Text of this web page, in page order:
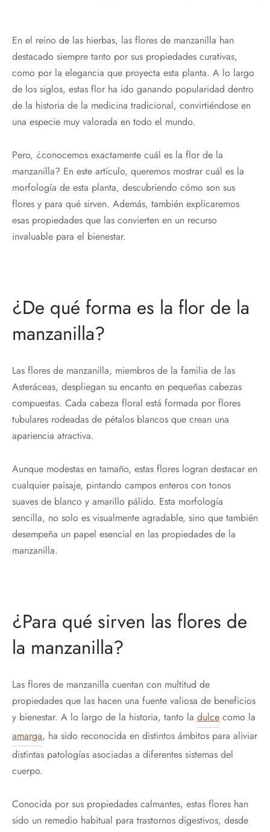
En el reino de las hierbas, las flores de manzanilla han
destacado siempre tanto por sus propiedades curativas,
como por la elegancia que proyecta esta planta. A lo largo
de los siglos, estas flor ha ido ganando popularidad dentro
de la historia de la medicina tradicional, convirtiéndose en
una especie muy valorada en todo el mundo.
Pero, ¿conocemos exactamente cuál es la flor de la
manzanilla? En este artículo, queremos mostrar cuál es la
morfología de esta planta, descubriendo cómo son sus
flores y para qué sirven. Además, también explicaremos
esas propiedades que las convierten en un recurso
invaluable para el bienestar.
¿De qué forma es la flor de la
manzanilla?
Las flores de manzanilla, miembros de la familia de las
Asteráceas, despliegan su encanto en pequeñas cabezas
compuestas. Cada cabeza floral está formada por flores
tubulares rodeadas de pétalos blancos que crean una
apariencia atractiva.
Aunque modestas en tamaño, estas flores logran destacar en
cualquier paisaje, pintando campos enteros con tonos
suaves de blanco y amarillo pálido. Esta morfología
sencilla, no solo es visualmente agradable, sino que también
desempeña un papel esencial en las propiedades de la
manzanilla.
¿Para qué sirven las flores de
la manzanilla?
Las flores de manzanilla cuentan con multitud de
propiedades que las hacen una fuente valiosa de beneficios
y bienestar. A lo largo de la historia, tanto la dulce como la
amarga, ha sido reconocida en distintos ámbitos para aliviar
distintas patologías asociadas a diferentes sistemas del
cuerpo.
Conocida por sus propiedades calmantes, estas flores han
sido un remedio habitual para trastornos digestivos, desde